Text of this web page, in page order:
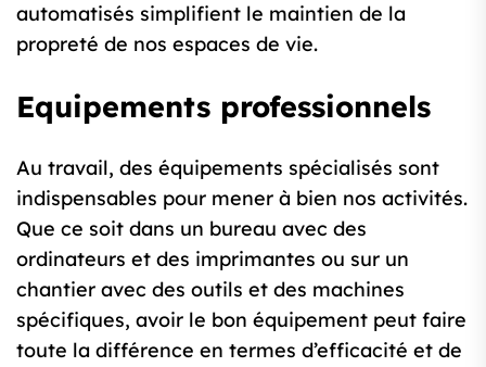
automatisés simplifient le maintien de la
propreté de nos espaces de vie.
Equipements professionnels
Au travail, des équipements spécialisés sont
indispensables pour mener à bien nos activités.
Que ce soit dans un bureau avec des
ordinateurs et des imprimantes ou sur un
chantier avec des outils et des machines
spécifiques, avoir le bon équipement peut faire
toute la différence en termes d’efficacité et de